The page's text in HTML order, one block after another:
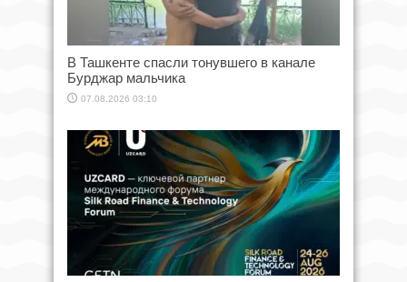
В Ташкенте спасли тонувшего в канале
Бурджар мальчика
07.08.2026 03:10